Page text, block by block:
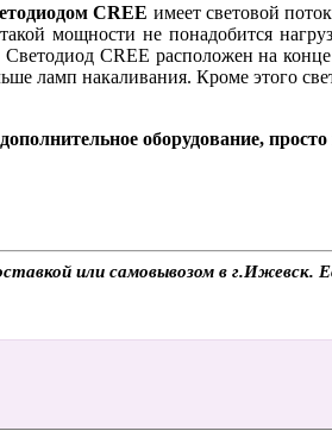
CREE имеет световой
мощности не понадобится
CREE расположен на
ламп накаливания. Кроме этого
оборудование,
или самовывозом в